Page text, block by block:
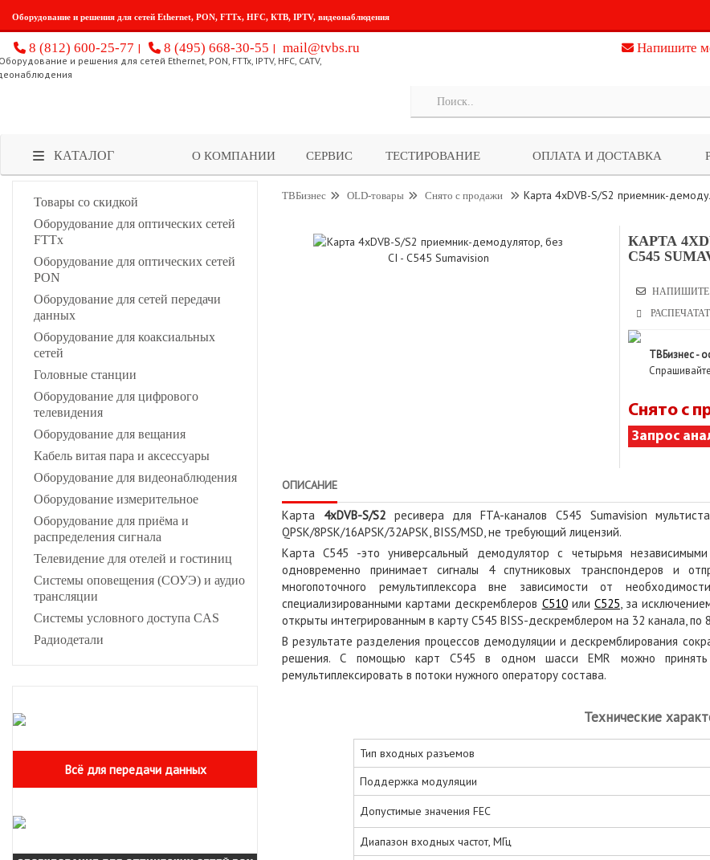
Оборудование и решения для сетей Ethernet, PON, FTTx, HFC, КТВ, IPTV, видеонаблюдения
8 (812) 600-25-77 8 (495) 668-30-55 mail@tvbs.ru Напишите
КАТАЛОГ О КОМПАНИИ СЕРВИС ТЕСТИРОВАНИЕ ОПЛАТА И ДОСТАВКА
Товары со скидкой
Оборудование для оптических сетей
FTTx
Оборудование для оптических сетей
PON
Оборудование для сетей передачи
данных
Оборудование для коаксиальных
сетей
Головные станции
Оборудование для цифрового
телевидения
Оборудование для вещания
Кабель витая пара и аксессуары
Оборудование для видеонаблюдения
Оборудование измерительное
Оборудование для приёма и
распределения сигнала
Телевидение для отелей и гостиниц
Системы оповещения (СОУЭ) и аудио
трансляции
Системы условного доступа CAS
Радиодетали
Всё для передачи данных
ТВБизнес OLD-товары Снято с продажи Карта 4xDVB-S/S2 приемник-
КАРТА
C545
ТВБизнес -
Снято с
Запрос
ОПИСАНИЕ
Карта 4xDVB-S/S2ресивера для FTA-каналов C545 Sumavision
QPSK/8PSK/16APSK/32APSK, BISS/MSD, не требующий лицензий.
Карта C545 -это универсальный демодулятор с четырьмя
одновременно принимает сигналы 4 спутниковых транспондеров и
многопоточного ремультиплексора вне зависимости от
специализированными картами дескремблеров С510илиC525, за
открыты интегрированным в карту С545 BISS-дескремблером на 32 канала,
В результате разделения процессов демодуляции и дескремблирования
решения. С помощью карт C545 в одном шасси EMR можно
ремультиплексировать в потоки нужного оператору состава.
Технические
Тип входных разъемов
Поддержка модуляции
Допустимые значения FEC
Диапазон входных частот, МГц